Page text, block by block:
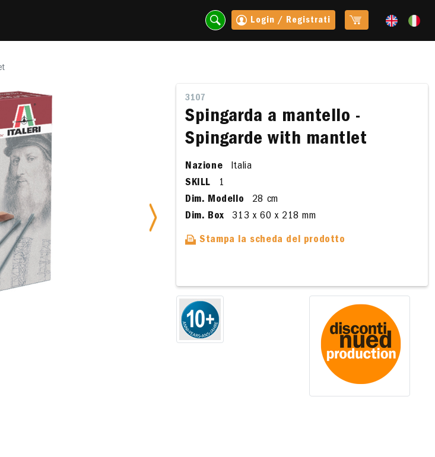
Login / Registrati
Next
3107
Spingarda a mantello -
Spingarde with mantlet
Nazione
Italia
SKILL
1
Dim. Modello
28 cm
Dim. Box
313 x 60 x 218 mm
Stampa la scheda del prodotto